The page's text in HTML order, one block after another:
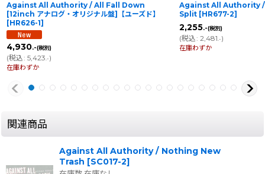
Against All Authority / All Fall Down
[12inch アナログ・オリジナル盤]【ユーズド】
[HR626-1]
4,930.-(税別)
(税込: 5,423 .-)
在庫わずか
Against All Authority
Split [HR677-2]
2,255.-(税別)
(税込: 2,481.-)
在庫わずか
関連商品
Against All Authority / Nothing New
Trash [SC017-2]